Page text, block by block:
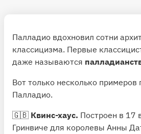
Палладио вдохновил сотни
классицизма. Первые
даже называются
Вот только несколько примеров
Палладио.
🇬🇧 Квинс-хаус. Построен в 17
Гринвиче для королевы Анны